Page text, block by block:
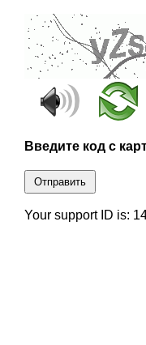
Введите код с
Отправить
Your support ID is: